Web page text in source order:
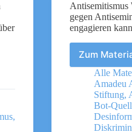
,
gegen
engagieren
Zum
Wie
Du
Dich
Alle
Amadeu
Stiftung,
Bot-